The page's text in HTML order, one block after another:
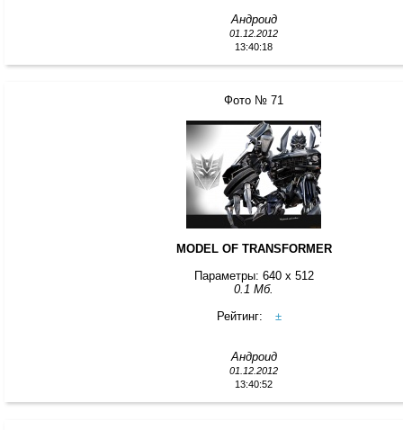
Андроид
01.12.2012
13:40:18
Фото № 71
MODEL OF TRANSFORMER
Параметры: 640 x 512
0.1 Мб.
Рейтинг:
±
Андроид
01.12.2012
13:40:52